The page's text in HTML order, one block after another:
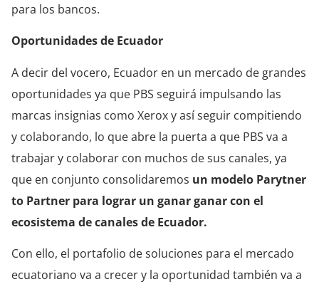
para los bancos.
Oportunidades de Ecuador
A decir del vocero, Ecuador en un mercado de grandes
oportunidades ya que PBS seguirá impulsando las
marcas insignias como Xerox y así seguir compitiendo
y colaborando, lo que abre la puerta a que PBS va a
trabajar y colaborar con muchos de sus canales, ya
que en conjunto consolidaremos un modelo Parytner
to Partner para lograr un ganar ganar con el
ecosistema de canales de Ecuador.
Con ello, el portafolio de soluciones para el mercado
ecuatoriano va a crecer y la oportunidad también va a